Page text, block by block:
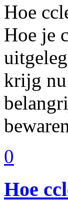
Hoe
Hoe je
krijg nu
0
Hoe